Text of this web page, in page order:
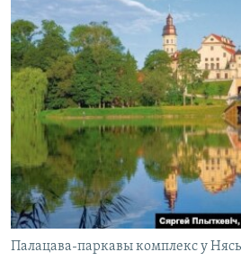
Палацава-паркавы комплекс у